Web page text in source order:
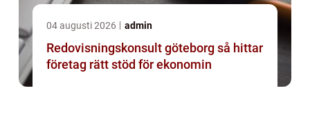
04 augusti 2026 admin
Redovisningskonsult göteborg så hittar
företag rätt stöd för ekonomin